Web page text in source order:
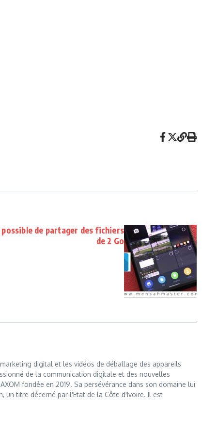
possible de partager des fichiers
de 2 Go
digital et les vidéos de déballage des appareils
de la communication digitale et des nouvelles
fondée en 2019. Sa persévérance dans son domaine lui
un titre décerné par l'Etat de la Côte d'Ivoire. Il est